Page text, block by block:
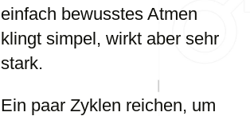
einfach bewusstes Atmen
klingt simpel, wirkt aber sehr
stark.
Ein paar Zyklen reichen, um